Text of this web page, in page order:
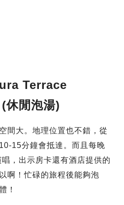
Terrace
休閒泡湯)
間大。地理位置也不錯，從
15分鐘會抵達。而且每晚
，出示房卡還有酒店提供的
啊！忙碌的旅程後能夠泡
！